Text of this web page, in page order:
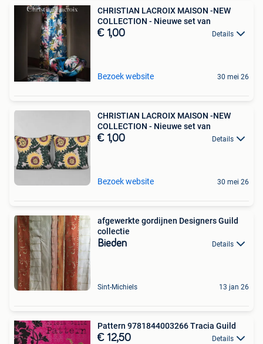
CHRISTIAN LACROIX MAISON -NEW
COLLECTION - Nieuwe set van
€ 1,00 Details
Bezoek website 30 mei 26
CHRISTIAN LACROIX MAISON -NEW
COLLECTION - Nieuwe set van
€ 1,00 Details
Bezoek website 30 mei 26
afgewerkte gordijnen Designers Guild
collectie
Bieden Details
Sint-Michiels 13 jan 26
Pattern 9781844003266 Tracia Guild
€ 12,50 Details